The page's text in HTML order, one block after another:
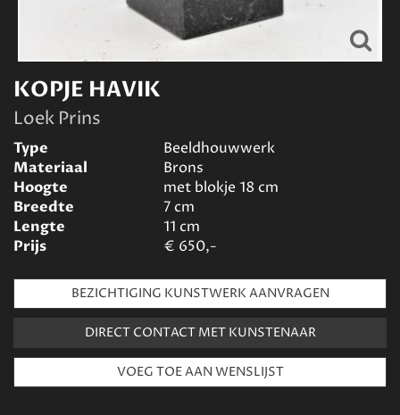
KOPJE HAVIK
Loek Prins
Type
Beeldhouwwerk
Materiaal
Brons
Hoogte
met blokje 18 cm
Breedte
7cm
Lengte
11 cm
Prijs
€ 650,-
BEZICHTIGING KUNSTWERK AANVRAGEN
DIRECT CONTACT MET KUNSTENAAR